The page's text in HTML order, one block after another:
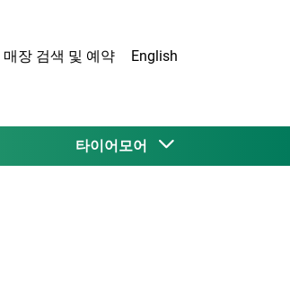
매장 검색 및 예약 English
타이어모어